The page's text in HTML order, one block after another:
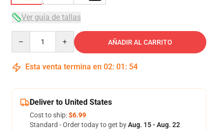
Ver guía de tallas
AÑADIR AL CARRITO
Esta venta termina en 02: 01 : 53
Deliver to United States
Cost to ship:$6.99
Standard - Order today to get byAug. 15 - Aug. 22